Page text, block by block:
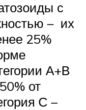
с
– их
25%
А+В
от
С –